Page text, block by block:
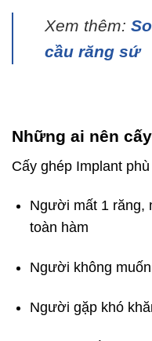
Xem thêm:
cầu răng sứ
Những ai nên
Cấy ghép Implant
Người mất 1 răng,
toàn hàm
Người không
Người gặp khó